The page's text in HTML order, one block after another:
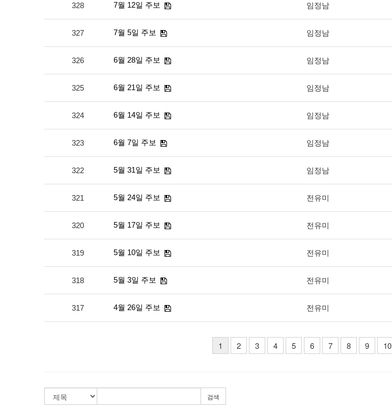
328 7월 12일 주보 임정남
327 7월 5일 주보 임정남
326 6월 28일 주보 임정남
325 6월 21일 주보 임정남
324 6월 14일 주보 임정남
323 6월 7일 주보 임정남
322 5월 31일 주보 임정남
321 5월 24일 주보 전유미
320 5월 17일 주보 전유미
319 5월 10일 주보 전유미
318 5월 3일 주보 전유미
317 4월 26일 주보 전유미
1 2 3 4 5 6 7 8 9 10
검색